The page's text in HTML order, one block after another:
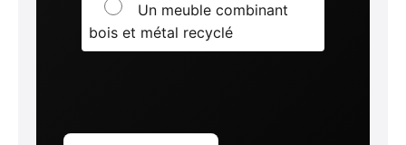
Un meuble combinant
bois et métal recyclé